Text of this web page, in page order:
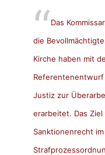
Das
die
Kirche haben mit
Justiz zur
erarbeitet. Das
Sanktionenrecht